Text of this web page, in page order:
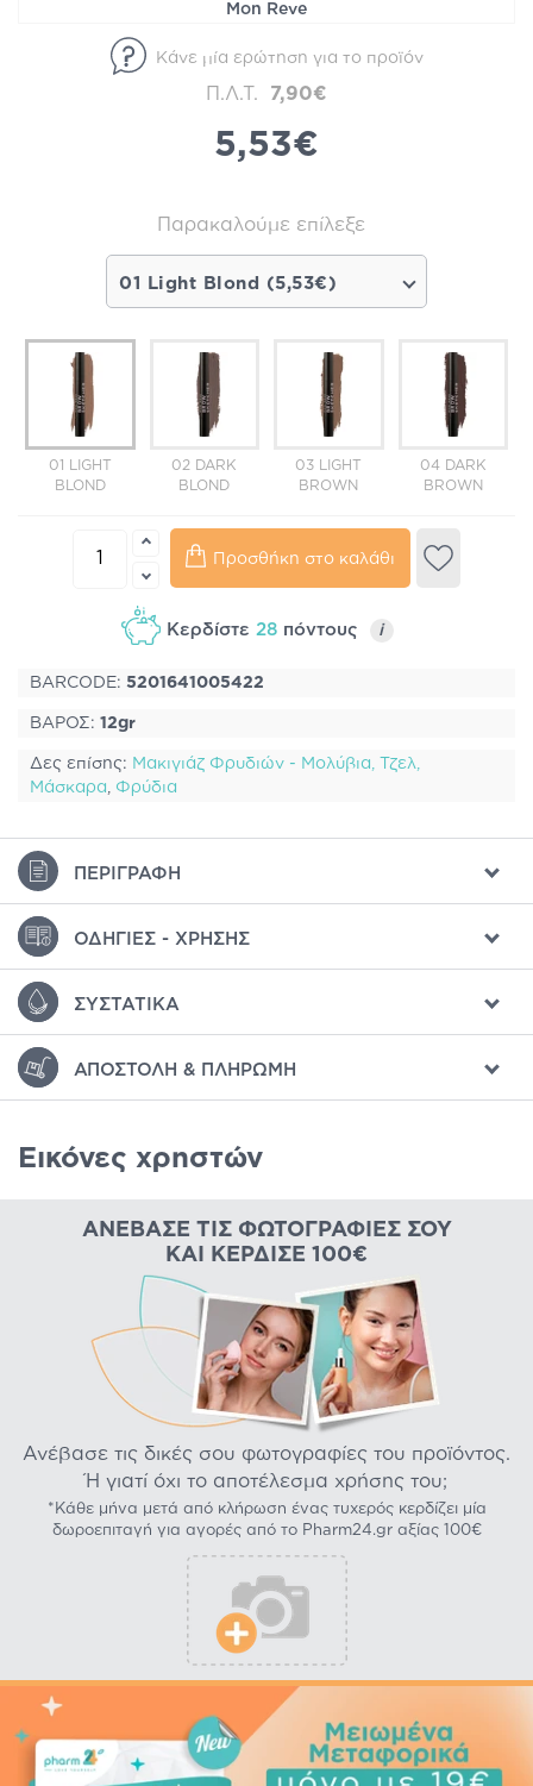
Mon Reve
Κάνε μία ερώτηση για το προϊόν
Π.Λ.Τ. 7,90€
5,53€
Παρακαλούμε επίλεξε
01 Light Blond (5,53€)
01 LIGHT
BLOND
02 DARK
BLOND
03 LIGHT
BROWN
04 DARK
BROWN
Προσθήκη στο καλάθι
Κερδίστε 28 πόντους i
BARCODE: 5201641005422
ΒΑΡΟΣ: 12gr
Δες επίσης: Μακιγιάζ Φρυδιών - Μολύβια, Τζελ,
Μάσκαρα
Φρύδια
ΠΕΡΙΓΡΑΦΉ
ΟΔΗΓΊΕΣ - ΧΡΉΣΗΣ
ΣΥΣΤΑΤΙΚΆ
ΑΠΟΣΤΟΛΉ & ΠΛΗΡΩΜΉ
Εικόνες χρηστών
ΑΝΈΒΑΣΕ ΤΙΣ ΦΩΤΟΓΡΑΦΊΕΣ ΣΟΥ
ΚΑΙ ΚΈΡΔΙΣΕ 100€
Ανέβασε τις δικές σου φωτογραφίες του προϊόντος.
Ή γιατί όχι το αποτέλεσμα χρήσης του;
*Κάθε μήνα μετά από κλήρωση ένας τυχερός κερδίζει μία
δωροεπιταγή για αγορές από το Pharm24.gr αξίας 100€